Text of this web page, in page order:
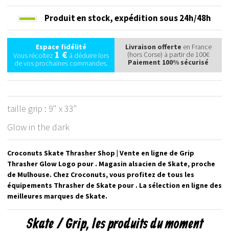
Produit en stock,expédition sous 24h/48h
Espace fidélité
Vous récoltez 1 €à déduire lors
de vos prochaines commandes.
Livraison offerte en France
(hors Corse) à partir de 100€
Paiement 100% sécurisé
taille grip : 9" x 33"
Glow in the dark
Croconuts Skate Thrasher Shop | Vente en ligne de Grip
Thrasher Glow Logo pour . Magasin alsacien de Skate, proche
de Mulhouse. Chez Croconuts, vous profitez de tous les
équipements Thrasher de Skate pour . La sélection en ligne des
meilleures marques de Skate.
Skate / Grip, les produits du moment